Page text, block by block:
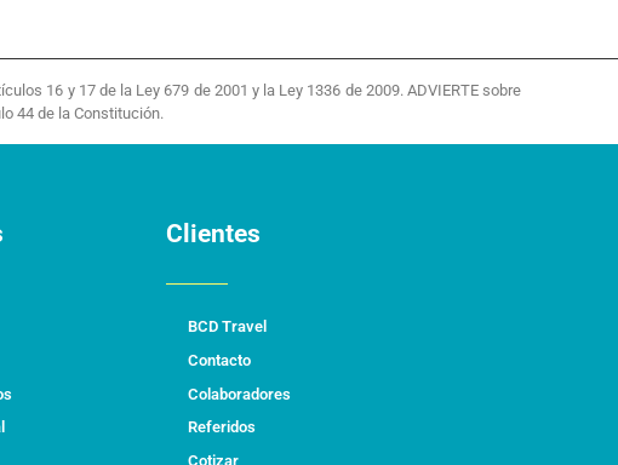
16 y 17 de la Ley 679 de 2001 y la Ley 1336 de 2009. ADVIERTE sobre
44 de la Constitución.
Clientes
BCD Travel
Contacto
Colaboradores
Referidos
Cotizar